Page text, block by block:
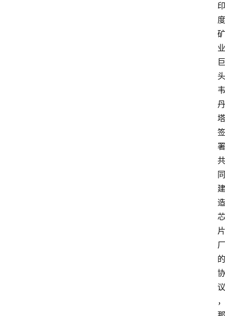
印
度
矿
业
巨
头
韦
丹
塔
签
署
共
同
建
造
芯
片
厂
的
协
议
，